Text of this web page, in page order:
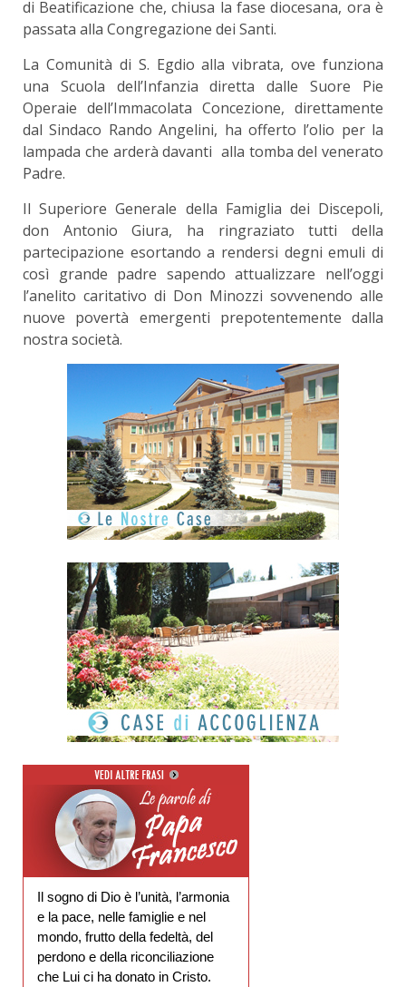
di Beatificazione che, chiusa la fase diocesana, ora è
passata alla Congregazione dei Santi.
La Comunità di S. Egdio alla vibrata, ove funziona
una Scuola dell’Infanzia diretta dalle Suore Pie
Operaie dell’Immacolata Concezione, direttamente
dal Sindaco Rando Angelini, ha offerto l’olio per la
lampada che arderà davanti alla tomba del venerato
Padre.
Il Superiore Generale della Famiglia dei Discepoli,
don Antonio Giura, ha ringraziato tutti della
partecipazione esortando a rendersi degni emuli di
così grande padre sapendo attualizzare nell’oggi
l’anelito caritativo di Don Minozzi sovvenendo alle
nuove povertà emergenti prepotentemente dalla
nostra società.
Il sogno di Dio è l’unità, l’armonia
e la pace, nelle famiglie e nel
mondo, frutto della fedeltà, del
perdono e della riconciliazione
che Lui ci ha donato in Cristo.